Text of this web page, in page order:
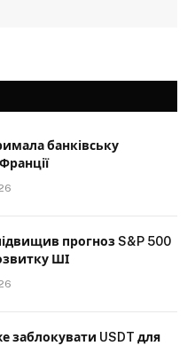
банківську
прогноз S&P 500
ШІ
заблокувати USDT для